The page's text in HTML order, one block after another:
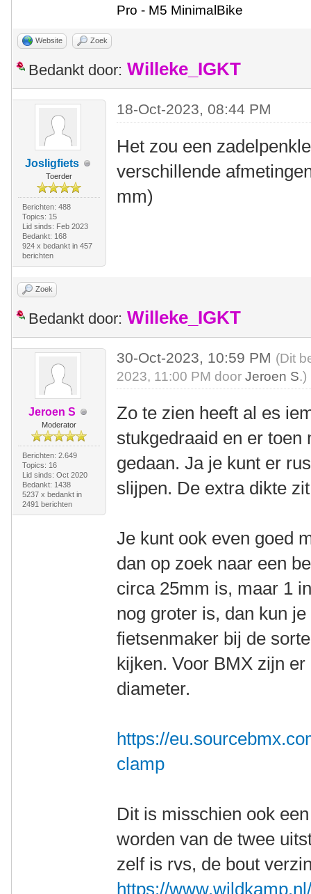
Pro - M5 MinimalBike
Website Zoek
Bedankt door: Willeke_IGKT
Josligfiets
Toerder
Berichten: 488
Topics: 15
Lid sinds: Feb 2023
Bedankt: 168
924 x bedankt in 457
berichten
18-Oct-2023, 08:44 PM
Het zou een
verschillende
mm)
Zoek
Bedankt door: Willeke_IGKT
Jeroen S
Moderator
Berichten: 2.649
Topics: 16
Lid sinds: Oct 2020
Bedankt: 1438
5237 x bedankt in
2491 berichten
30-Oct-2023, 10:59 PM (Dit
2023, 11:00 PM doorJeroen S.)
Zo te zien heeft al es
stukgedraaid en er toen
gedaan. Ja je kunt er
slijpen. De extra dikte
Je kunt ook even goed
dan op zoek naar een
circa 25mm is, maar 1
nog groter is, dan kun
fietsenmaker bij de
kijken. Voor BMX zijn
diameter.
https://
clamp
Dit is misschien ook
worden van de twee
zelf is rvs, de bout
https://